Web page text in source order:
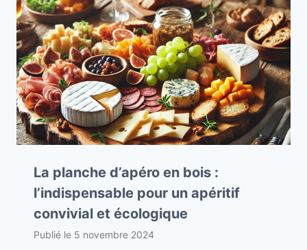
La planche d’apéro en bois :
l’indispensable pour un apéritif
convivial et écologique
Publié le 5 novembre 2024